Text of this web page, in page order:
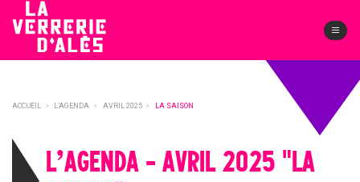
content
ACCUEIL > L’AGENDA > AVRIL 2025 > LA SAISON
L’AGENDA - AVRIL 2025 "LA